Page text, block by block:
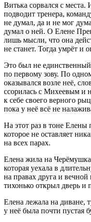
Витька сорвался с
подводит тренера,
не думал, да и не мог
думал о ней. О Елене
лишь мысли, что она
не станет. Тогда умрёт и
Это был не единственный
по первому зову. По
оказывался возле неё,
ссорилась с Михеевым и
к себе своего верного
пока у неё всё не
На этот раз в тоне Елены
которое не оставляет
на всех парах.
Елена жила на
которая уехала в
на правах друга и
тихонько открыл дверь и
Елена лежала на диване,
у неё была почти пустая